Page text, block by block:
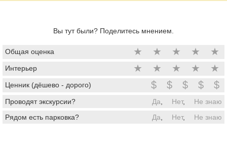
Вы тут были? Поделитесь мнением.
Общая оценка ★ ★ ★ ★ ★
Интерьер ★ ★ ★ ★ ★
Ценник (дёшево - дорого) $ $ $ $ $
Проводят экскурсии? Да Нет,
Не знаю
Рядом есть парковка?
Да Нет, Не знаю